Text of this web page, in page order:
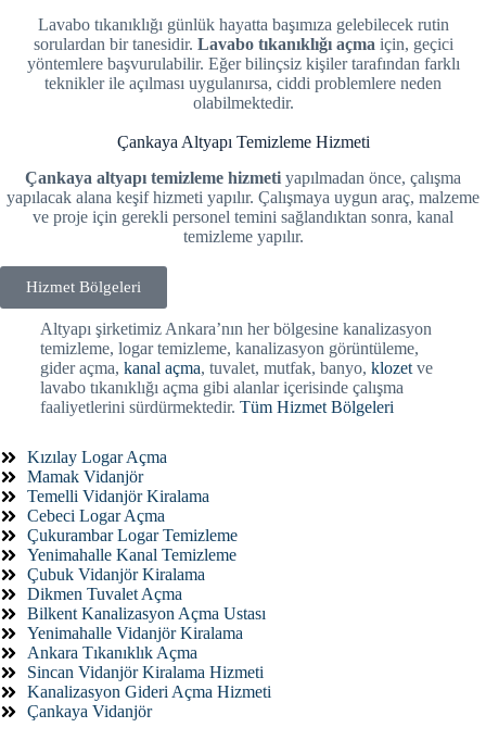
Lavabo tıkanıklığı günlük hayatta başımıza gelebilecek rutin
sorulardan bir tanesidir. Lavabo tıkanıklığı açmaiçin, geçici
yöntemlere başvurulabilir. Eğer bilinçsiz kişiler tarafından farklı
teknikler ile açılması uygulanırsa, ciddi problemlere neden
olabilmektedir.
Çankaya Altyapı Temizleme Hizmeti
Çankaya altyapı temizleme hizmeti yapılmadan önce, çalışma
yapılacak alana keşif hizmeti yapılır. Çalışmaya uygun araç, malzeme
ve proje için gerekli personel temini sağlandıktan sonra, kanal
temizleme yapılır.
Hizmet Bölgeleri
Altyapı şirketimiz Ankara’nın her bölgesine kanalizasyon
temizleme, logar temizleme, kanalizasyon görüntüleme,
gider açma, kanal açma, tuvalet, mutfak, banyo, klozetve
lavabo tıkanıklığı açma gibi alanlar içerisinde çalışma
faaliyetlerini sürdürmektedir. Tüm Hizmet Bölgeleri
Kızılay Logar Açma
Mamak Vidanjör
Temelli Vidanjör Kiralama
Cebeci Logar Açma
Çukurambar Logar Temizleme
Yenimahalle Kanal Temizleme
Çubuk Vidanjör Kiralama
Dikmen Tuvalet Açma
Bilkent Kanalizasyon Açma Ustası
Yenimahalle Vidanjör Kiralama
Ankara Tıkanıklık Açma
Sincan Vidanjör Kiralama Hizmeti
Kanalizasyon Gideri Açma Hizmeti
Çankaya Vidanjör